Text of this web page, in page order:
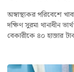
অস্বাস্থ্যকর পরিবেশে
দক্ষিণ সুরমা থানাধীন
বেকারীকে ৪০ হাজার